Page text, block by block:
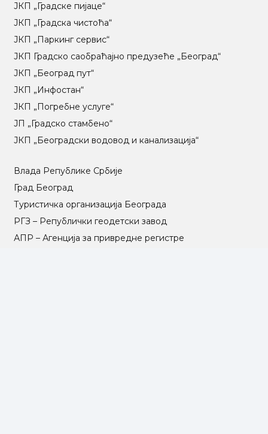
ЈКП „Градске пијаце“
ЈКП „Градска чистоћа“
ЈКП „Паркинг сервис“
ЈКП Градско саобраћајно предузеће „Београд“
ЈКП „Београд пут“
ЈКП „Инфостан“
ЈКП „Погребне услуге“
ЈП „Градско стамбено“
ЈКП „Београдски водовод и канализација“
Влада Републике Србије
Град Београд
Туристичка организација Београда
РГЗ – Републички геодетски завод
АПР – Агенција за привредне регистре